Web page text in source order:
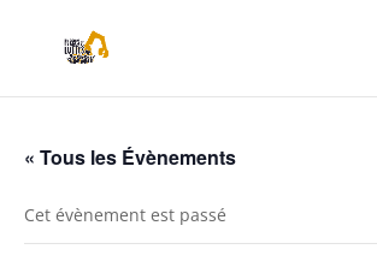
« Tous les Évènements
Cet évènement est passé